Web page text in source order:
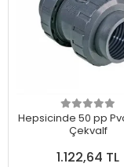
Hepsicinde 50 pp
Çekvalf
1.122,64 TL